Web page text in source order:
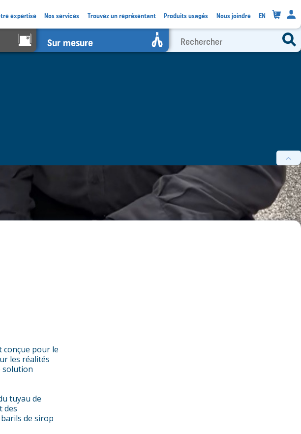
Sur mesure
expertise Nos services Trouvez un représentant Produits usagés Nous joindre EN 0
filtres
conçue pour le
les réalités
solution
tuyau de
des
de sirop